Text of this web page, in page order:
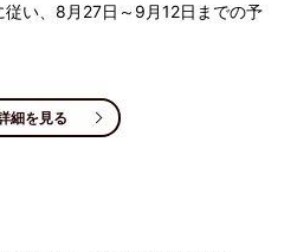
い、8月27日～9月12日までの予
細を見る